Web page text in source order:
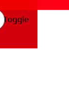
Toggle